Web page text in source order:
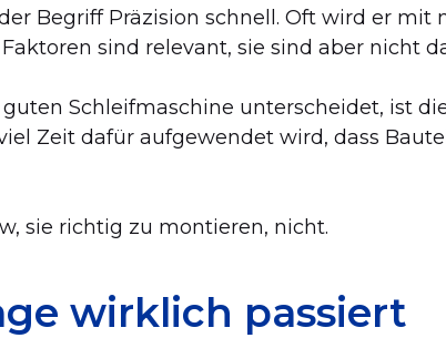
Begriff Präzision schnell. Oft wird er mit
sind relevant, sie sind aber nicht
Schleifmaschine unterscheidet, ist
Zeit dafür aufgewendet wird, dass
sie richtig zu montieren, nicht.
wirklich passiert